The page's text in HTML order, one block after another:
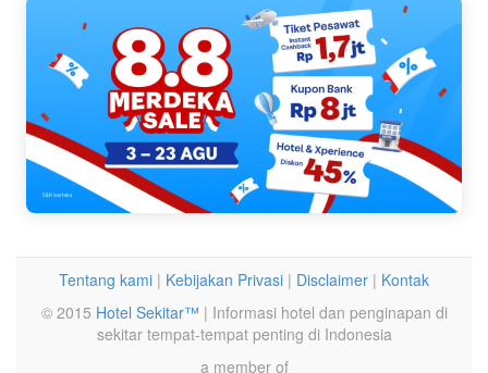
Tentang kami | Kebijakan Privasi | Disclaimer | Kontak
© 2015 Hotel Sekitar™ | Informasi hotel dan penginapan di
sekitar tempat-tempat penting di Indonesia
a member of